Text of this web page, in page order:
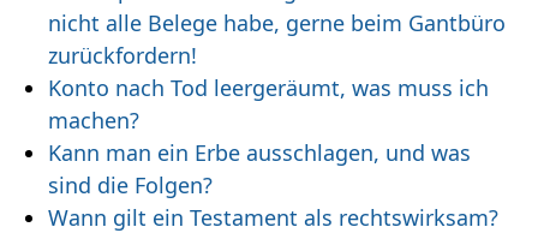
nicht alle Belege habe, gerne beim Gantbüro
zurückfordern!
Konto nach Tod leergeräumt, was muss ich
machen?
Kann man ein Erbe ausschlagen, und was
sind die Folgen?
Wann gilt ein Testament als rechtswirksam?